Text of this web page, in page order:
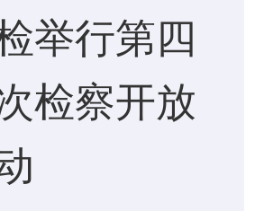
举行第四
检察开放